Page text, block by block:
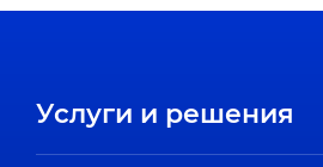
Услуги и решения